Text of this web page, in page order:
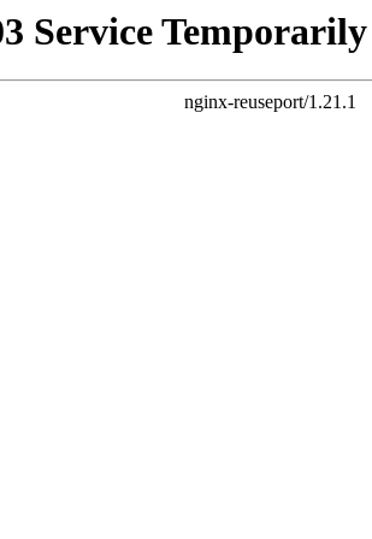
Service
nginx-reuseport/1.21.1